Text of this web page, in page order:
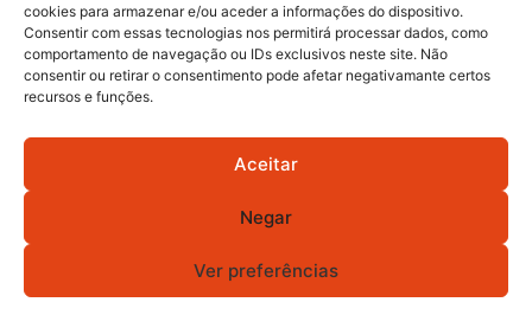
cookies para armazenar e/ou aceder a informações do dispositivo.
Consentir com essas tecnologias nos permitirá processar dados, como
comportamento de navegação ou IDs exclusivos neste site. Não
consentir ou retirar o consentimento pode afetar negativamante certos
recursos e funções.
Aceitar
Negar
Ver preferências
Subscreva Newsletter:
QUERO ADERIR
Política de Privacidade